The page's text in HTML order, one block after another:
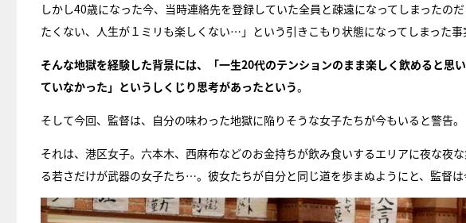
しかし40歳になった今、当時連絡先を登録していた全員と疎遠になってしまったの
たくない、人生が１ミリも楽しくない…」という引きこもり状態になってしまった事
そんな地獄を経験した背景には、「一生20代のテンションのまま楽しく飲めると思
ていなかった」というしくじり思考があったという。
そして今回、監督は、自分の味わった地獄に陥りそうな女子たちが今もいると警告。
それは、港区女子。六本木、西麻布などのお金持ちが飲み食いするエリアに夜な夜
る若さだけが武器の女子たち…。彼女たちが自分と同じ道を歩まぬようにと、監督は